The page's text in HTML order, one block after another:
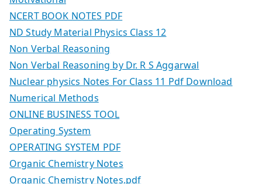
NCERT BOOK NOTES PDF
ND Study Material Physics Class 12
Non Verbal Reasoning
Non Verbal Reasoning by Dr. R S Aggarwal
Nuclear physics Notes For Class 11 Pdf Download
Numerical Methods
ONLINE BUSINESS TOOL
Operating System
OPERATING SYSTEM PDF
Organic Chemistry Notes
Organic Chemistry Notes.pdf